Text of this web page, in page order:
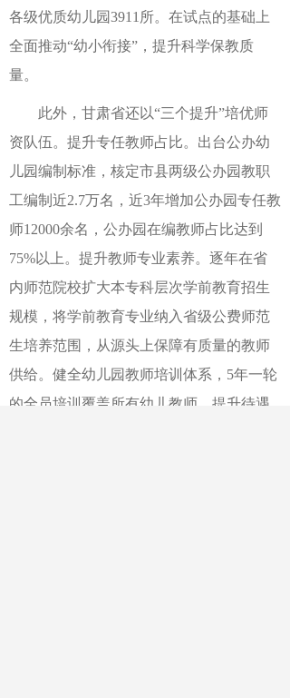
各级优质幼儿园3911所。在试点的基础上
全面推动“幼小衔接”，提升科学保教质
量。
此外，甘肃省还以“三个提升”培优师
资队伍。提升专任教师占比。出台公办幼
儿园编制标准，核定市县两级公办园教职
工编制近2.7万名，近3年增加公办园专任教
师12000余名，公办园在编教师占比达到
75%以上。提升教师专业素养。逐年在省
内师范院校扩大本专科层次学前教育招生
规模，将学前教育专业纳入省级公费师范
生培养范围，从源头上保障有质量的教师
供给。健全幼儿园教师培训体系，5年一轮
的全员培训覆盖所有幼儿教师。提升待遇